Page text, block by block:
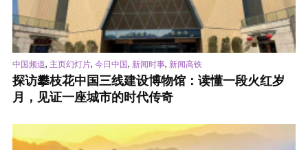
中国频道, 主页幻灯片, 今日中国, 新闻时事, 新闻高铁
探访攀枝花中国三线建设博物馆：读懂一段火红岁
月，见证一座城市的时代传奇